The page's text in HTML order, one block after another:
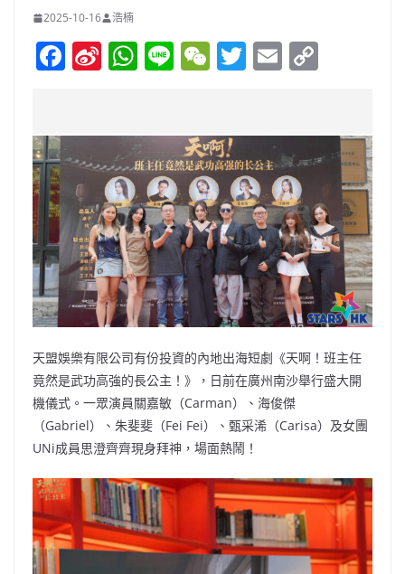
2025-10-16 浩楠
F
e
b
o
o
k
Si
W
ei
b
o
W
s
A
p
p
Li W
h
at
T
er
E
l y
Li
n
k
天盟娛樂有限公司有份投資的內地出海短劇《天啊！班主任
竟然是武功高強的長公主！》，日前在廣州南沙舉行盛大開
機儀式。一眾演員關嘉敏（Carman）、海俊傑
（Gabriel）、朱斐斐（Fei Fei）、甄采浠（Carisa）及女團
UNi成員思澄齊齊現身拜神，場面熱鬧！